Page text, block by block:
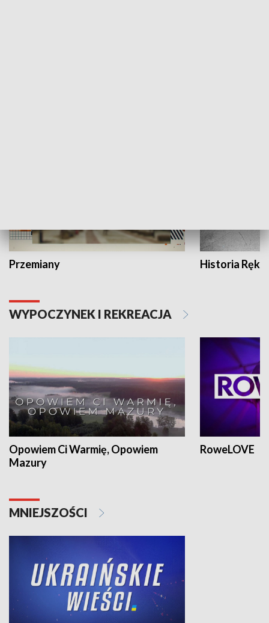
Przemiany Historia Ręką
WYPOCZYNEK I REKREACJA
Opowiem Ci Warmię, Opowiem
Mazury
RoweLOVE
MNIEJSZOŚCI